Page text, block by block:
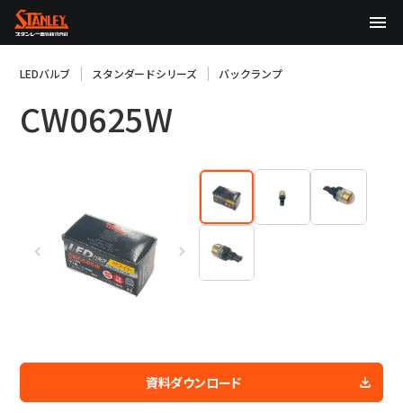
TOP
企業情報
サステナビリティ
株主・投資家情報
採用情報
LEDバルブ スタンダードシリーズ バックランプ
CW0625W
資料ダウンロード